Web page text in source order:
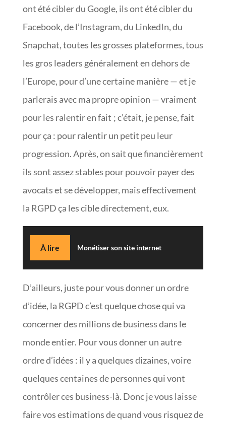
ont été cibler du Google, ils ont été cibler du
Facebook, de l’Instagram, du LinkedIn, du
Snapchat, toutes les grosses plateformes, tous
les gros leaders généralement en dehors de
l’Europe, pour d’une certaine manière — et je
parlerais avec ma propre opinion — vraiment
pour les ralentir en fait ; c’était, je pense, fait
pour ça : pour ralentir un petit peu leur
progression. Après, on sait que financièrement
ils sont assez stables pour pouvoir payer des
avocats et se développer, mais effectivement
la RGPD ça les cible directement, eux.
À lire Monétiser son site internet
D’ailleurs, juste pour vous donner un ordre
d’idée, la RGPD c’est quelque chose qui va
concerner des millions de business dans le
monde entier. Pour vous donner un autre
ordre d’idées : il y a quelques dizaines, voire
quelques centaines de personnes qui vont
contrôler ces business-là. Donc je vous laisse
faire vos estimations de quand vous risquez de